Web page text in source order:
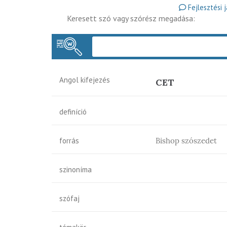
Fejlesztési
Keresett szó vagy szórész megadása:
Angol kifejezés CET
definíció
forrás Bishop szószedet
szinoníma
szófaj